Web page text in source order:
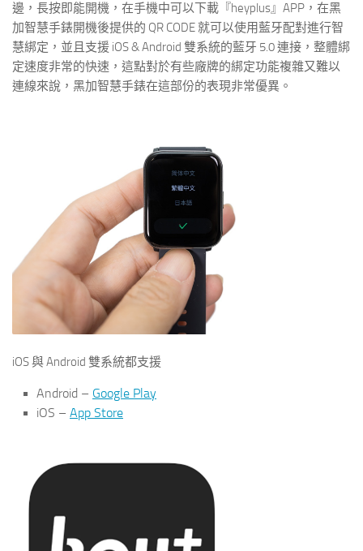
邊，長按即能開機，在手機中可以下載『heyplus』APP，在黑
加智慧手錶開機後提供的 QR CODE 就可以使用藍牙配對進行智
慧綁定，並且支援 iOS & Android 雙系統的藍牙 5.0 連接，整體綁
定速度非常的快速，這點對於有些廠牌的綁定功能複雜又難以
連線來說，黑加智慧手錶在這部份的表現非常優異。
iOS 與 Android 雙系統都支援
Android – Google Play
iOS – App Store